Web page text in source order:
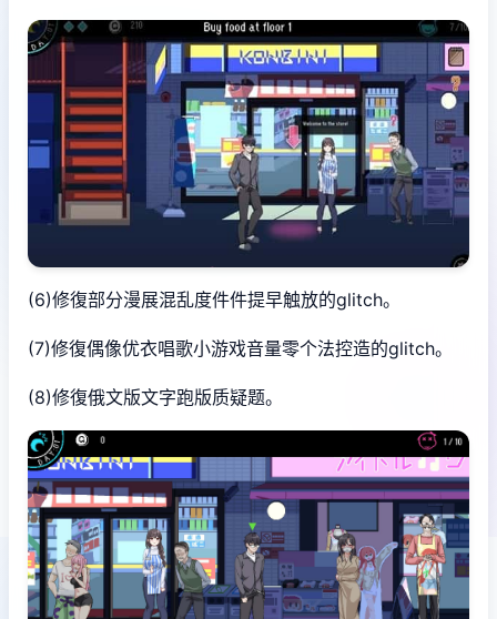
(6)修復部分漫展混乱度件件提早触放的glitch。
(7)修復偶像优衣唱歌小游戏音量零个法控造的glitch。
(8)修復俄文版文字跑版质疑题。